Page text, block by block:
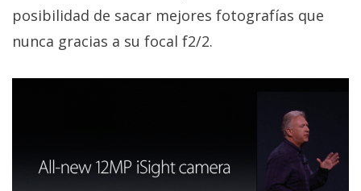
posibilidad de sacar mejores fotografías que
nunca gracias a su focal f2/2.